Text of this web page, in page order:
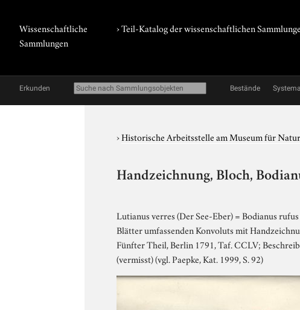
Wissenschaftliche
Sammlungen
› Teil-Katalog der wissenschaftlichen
Erkunden Bestände
›Historische Arbeitsstelle am Museum für
Handzeichnung, Bloch,
Lutianus verres (Der See-Eber) = Bodianus
Blätter umfassenden Konvoluts mit
Fünfter Theil, Berlin 1791, Taf. CCLV;
(vermisst) (vgl. Paepke, Kat. 1999, S. 92)